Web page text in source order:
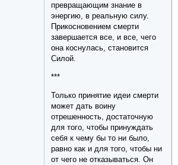
превращающим знание в
энергию, в реальную силу.
Прикосновением смерти
завершается все, и все, чего
она коснулась, становится
Силой.
***
Только принятие идеи смерти
может дать воину
отрешенность, достаточную
для того, чтобы принуждать
себя к чему бы то ни было,
равно как и для того, чтобы ни
от чего не отказываться. Он